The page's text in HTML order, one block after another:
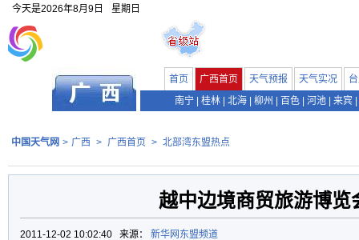
今天是2026年8月9日 星期日
首页 广西首页 天气预报 天气实况
南宁
桂林 北海 柳州 百色 河池 来宾
中国天气网 > 广西 > 广西首页 > 北部湾东盟热点
越中边境商贸旅游博览
2011-12-02 10:02:40 来源： 新华网东盟频道